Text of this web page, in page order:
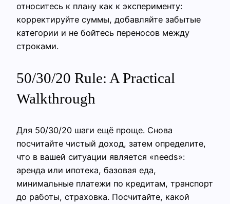
относитесь к плану как к эксперименту:
корректируйте суммы, добавляйте забытые
категории и не бойтесь переносов между
строками.
50/30/20 Rule: A Practical
Walkthrough
Для 50/30/20 шаги ещё проще. Снова
посчитайте чистый доход, затем определите,
что в вашей ситуации является «needs»:
аренда или ипотека, базовая еда,
минимальные платежи по кредитам, транспорт
до работы, страховка. Посчитайте, какой